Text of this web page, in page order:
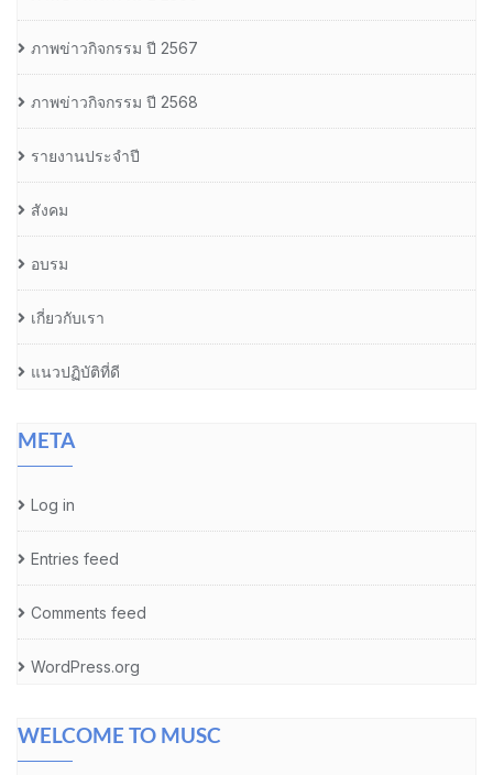
ภาพข่าวกิจกรรม ปี 2567
ภาพข่าวกิจกรรม ปี 2568
รายงานประจำปี
สังคม
อบรม
เกี่ยวกับเรา
แนวปฏิบัติที่ดี
META
Log in
Entries feed
Comments feed
WordPress.org
WELCOME TO MUSC